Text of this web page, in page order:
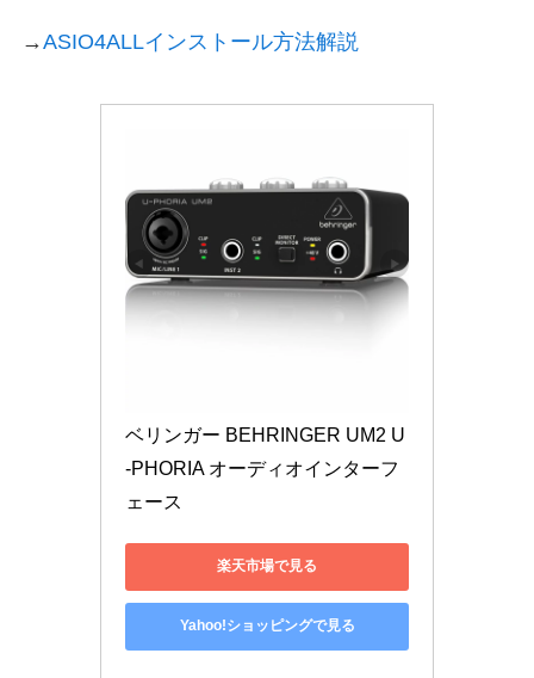
→ASIO4ALLインストール方法解説
ベリンガー BEHRINGER UM2 U
-PHORIA オーディオインターフ
ェース
楽天市場で見る
Yahoo!ショッピングで見る